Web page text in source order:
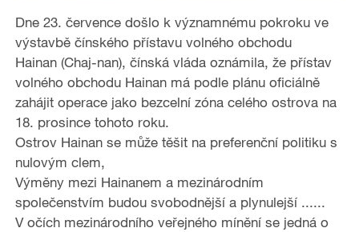
Dne 23. července došlo k významnému pokroku ve
výstavbě čínského přístavu volného obchodu
Hainan (Chaj-nan), čínská vláda oznámila, že přístav
volného obchodu Hainan má podle plánu oficiálně
zahájit operace jako bezcelní zóna celého ostrova na
18. prosince tohoto roku.
Ostrov Hainan se může těšit na preferenční politiku s
nulovým clem,
Výměny mezi Hainanem a mezinárodním
společenstvím budou svobodnější a plynulejší ......
V očích mezinárodního veřejného mínění se jedná o